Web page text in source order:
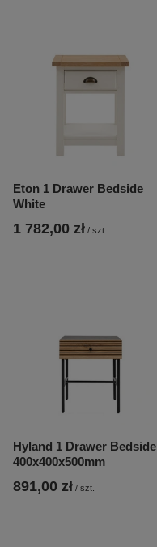
Eton 1 Drawer Bedside
White
1 782,00 zł / szt.
Hyland 1 Drawer Bedside
400x400x500mm
891,00 zł / szt.